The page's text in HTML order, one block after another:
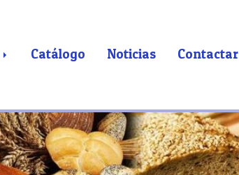
Catálogo Noticias Contactar